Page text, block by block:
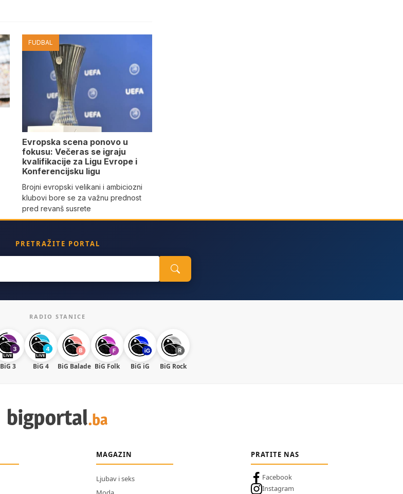
FUDBAL
Evropska scena ponovo u
fokusu: Večeras se igraju
kvalifikacije za Ligu Evrope i
Konferencijsku ligu
Brojni evropski velikani i ambiciozni
klubovi bore se za važnu prednost
pred revanš susrete
PRETRAŽITE PORTAL
RADIO STANICE
BiG 3 BiG 4 BiG Balade BiG Folk BiG iG BiG Rock
MAGAZIN
Ljubav i seks
PRATITE NAS
Facebook
Instagram